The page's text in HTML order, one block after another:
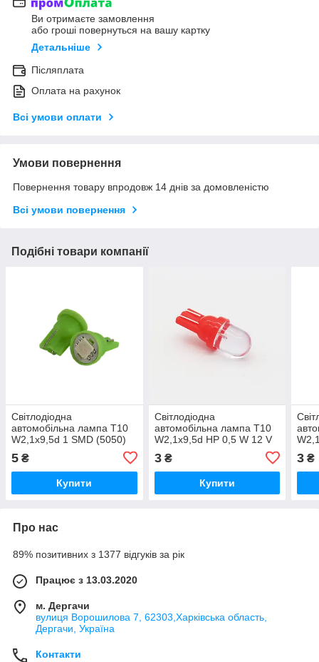
Ви отримаєте замовлення
або гроші повернуться на вашу картку
Детальніше
Післяплата
Оплата на рахунок
Всі умови оплати
Умови повернення
Повернення товару впродовж 14 днів за домовленістю
Всі умови повернення
Подібні товари компанії
Світлодіодна
автомобільна лампа T10
W2,1x9,5d 1 SMD (5050)
5 ₴
Купити
Світлодіодна
автомобільна лампа T10
W2,1x9,5d HP 0,5 W 12 V
3₴
Купити
3 ₴
Про нас
89% позитивних з 1377 відгуків за рік
Працює з 13.03.2020
м. Дергачи
вулиця Ворошилова 7, 62303,Харківська область,
Дергачи, Україна
Контакти